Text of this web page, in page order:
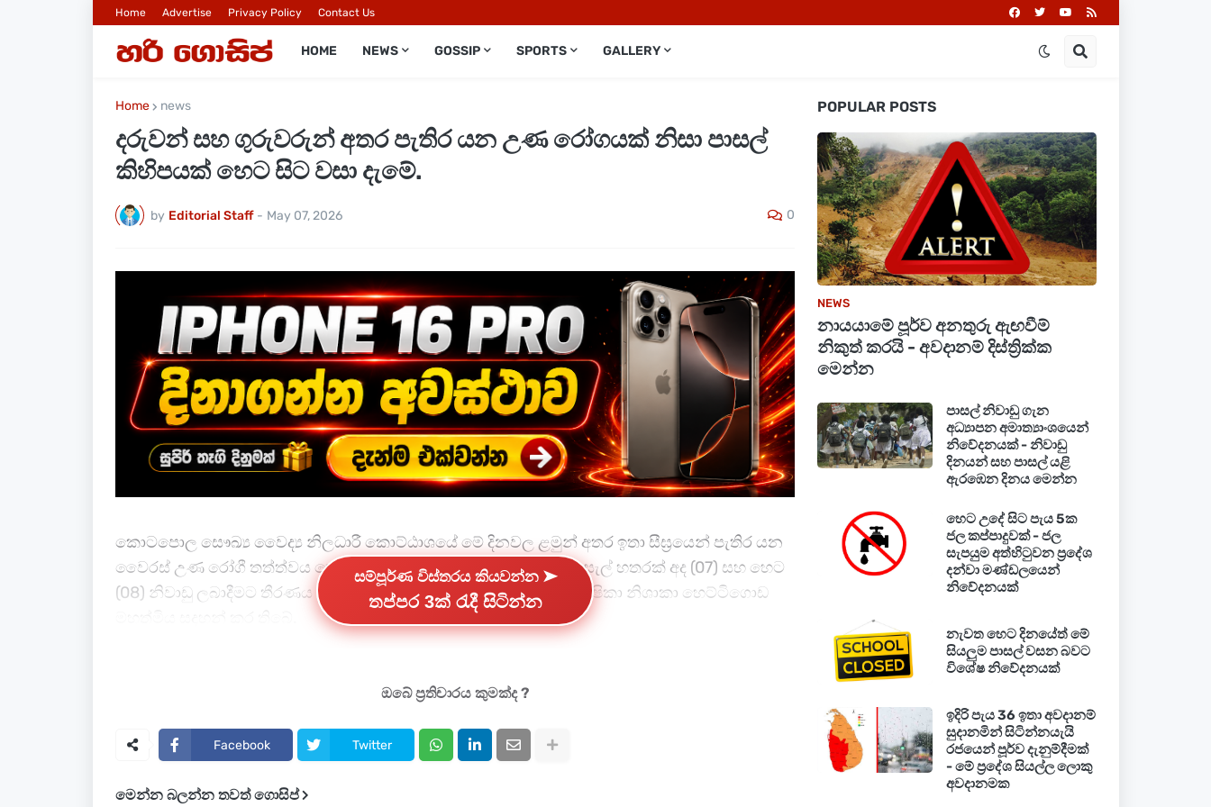
Home Advertise Privacy Policy Contact Us
HOME NEWS GOSSIP SPORTS GALLERY
Home news
දරුවන් සහ ගුරුවරුන් අතර පැතිර යන උණ රෝගයක් නිසා පාසල්
කිහිපයක් හෙට සිට වසා දැමේ.
by Editorial Staff - May 07, 2026 0
කොටපොල සෞඛ්‍ය වෛද්‍ය නිලධාරී කොට්ඨාශයේ මේ දිනවල ළමුන් අතර ඉතා සීඝ්‍රයෙන් පැතිර යන
වෛරස් උණ රෝගී තත්ත්වය හේතුවෙන් දෙනියාය කලාපයට අයත් පාසැල් හතරක් අද (07) සහ හෙට
(08) නිවාඩු ලබාදීමට තීරණය කළ බව දෙනියාය කලාප අධ්‍යාපනඅධ්‍යක්ෂිකා නිශාකා හෙට්ටිගොඩ
භාෂාව විද්‍යාලය,පල්ලේගම සිද්ධාර්ථ විද්‍යාලය මෙසේ සිසුන් සදහා පමණක් නිවාඩු ලබා දී තිබේ.
කලාප අධ්‍යාපන අධ්‍යක්ෂකවරිය වැඩිදුරටත් සඳහන් කළේ එසේ නිවාඩු ලබා දුන්නේ සෞඛ්‍ය අංශවල
සම්පූර්ණ විස්තරය කියවන්න ➤
තප්පර 3ක් රැදී සිටින්න
ඔබේ ප්‍රතිචාරය කුමක්ද ?
Facebook Twitter
මෙන්න බලන්න තවත් ගොසිප්
POPULAR POSTS
NEWS
නායයාමේ පූර්ව අනතුරු ඇඟවීම්
නිකුත් කරයි - අවදානම් දිස්ත්‍රික්ක
මෙන්න
පාසල් නිවාඩු ගැන
අධ්‍යාපන අමාත්‍යාංශයෙන්
නිවේදනයක් - නිවාඩු
දිනයන් සහ පාසල් යළි
ඇරඹෙන දිනය මෙන්න
හෙට උදේ සිට පැය 5ක
ජල කප්පාදුවක් - ජල
සැපයුම අත්හිටුවන ප්‍රදේශ
දන්වා මණ්ඩලයෙන්
නිවේදනයක්
නැවත හෙට දිනයේත් මේ
සියලුම පාසල් වසන බවට
විශේෂ නිවේදනයක්
ඉදිරි පැය 36 ඉතා අවදානම්
සුදානමින් සිටින්නයැයි
රජයෙන් පූර්ව දැනුම්දීමක්
- මේ ප්‍රදේශ සියල්ල ලොකු
අවදානමක